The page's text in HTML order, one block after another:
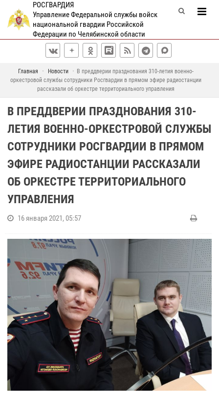
РОСГВАРДИЯ
Управление Федеральной службы войск
национальной гвардии Российской
Федерации по Челябинской области
Главная Новости
В преддверии празднования 310-летия военно-
оркестровой службы сотрудники Росгвардии в прямом эфире радиостанции
рассказали об оркестре территориального управления
В ПРЕДДВЕРИИ ПРАЗДНОВАНИЯ 310-
ЛЕТИЯ ВОЕННО-ОРКЕСТРОВОЙ СЛУЖБЫ
СОТРУДНИКИ РОСГВАРДИИ В ПРЯМОМ
ЭФИРЕ РАДИОСТАНЦИИ РАССКАЗАЛИ
ОБ ОРКЕСТРЕ ТЕРРИТОРИАЛЬНОГО
УПРАВЛЕНИЯ
16 января 2021, 05:57